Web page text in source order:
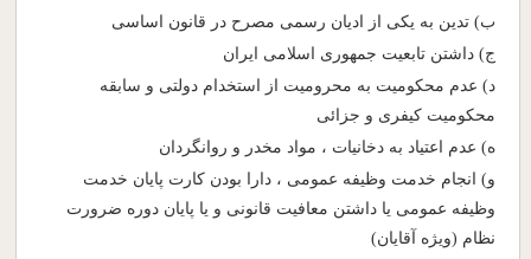
ب) تدین به یکی از ادیان رسمی مصرح در قانون اساسی
ج) داشتن تابعیت جمهوری اسلامی ایران
د) عدم محکومیت به محرومیت از استخدام دولتی و سابقه
محکومیت کیفری و جزائی
ه) عدم اعتیاد به دخانیات ، مواد مخدر و روانگردان
و) انجام خدمت وظیفه عمومی ، دارا بودن کارت پایان خدمت
وظیفه عمومی یا داشتن معافیت قانونی و یا پایان دوره ضرورت
نظام (ویژه آقایان)